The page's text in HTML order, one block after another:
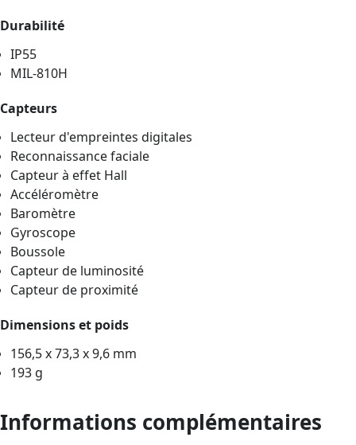
Durabilité
IP55
MIL-810H
Capteurs
Lecteur d'empreintes digitales
Reconnaissance faciale
Capteur à effet Hall
Accéléromètre
Baromètre
Gyroscope
Boussole
Capteur de luminosité
Capteur de proximité
Dimensions et poids
156,5 x 73,3 x 9,6 mm
193 g
Informations complémentaires